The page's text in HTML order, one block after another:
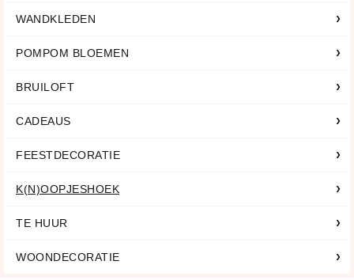
WANDKLEDEN
POMPOM BLOEMEN
BRUILOFT
CADEAUS
FEESTDECORATIE
K(N)OOPJESHOEK
TE HUUR
WOONDECORATIE